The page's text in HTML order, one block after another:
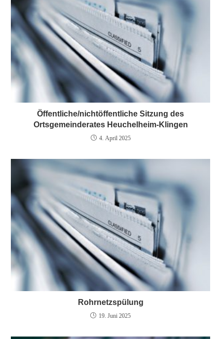
Öffentliche/nichtöffentliche Sitzung des
Ortsgemeinderates Heuchelheim-Klingen
4. April 2025
Rohrnetzspülung
19. Juni 2025